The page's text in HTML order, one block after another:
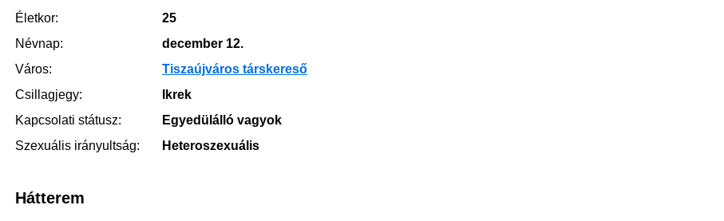
Életkor:
25
Névnap:
december 12.
Város:
Tiszaújváros társkereső
Csillagjegy:
Ikrek
Kapcsolati státusz:
Egyedülálló vagyok
Szexuális irányultság:
Heteroszexuális
Hátterem